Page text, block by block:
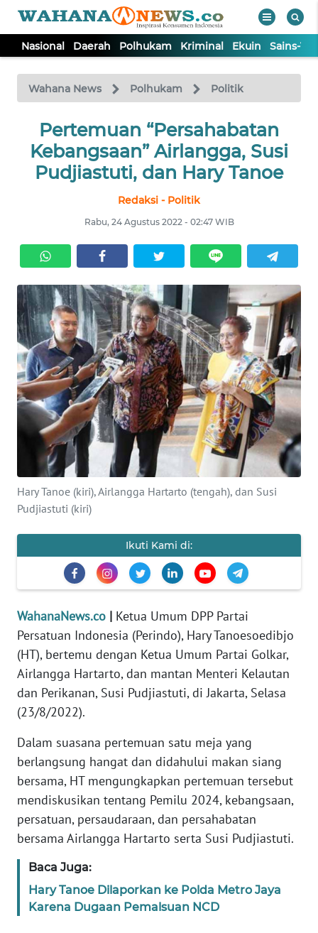
Nasional Daerah Polhukam Kriminal Ekuin Sains-
Wahana News Polhukam Politik
Pertemuan “Persahabatan
Kebangsaan” Airlangga, Susi
Pudjiastuti, dan Hary Tanoe
Redaksi - Politik
Rabu, 24 Agustus 2022 - 02:47 WIB
Hary Tanoe (kiri), Airlangga Hartarto (tengah), dan Susi
Pudjiastuti (kiri)
Ikuti Kami di:
WahanaNews.co | Ketua Umum DPP Partai
Persatuan Indonesia (Perindo), Hary Tanoesoedibjo
(HT), bertemu dengan Ketua Umum Partai Golkar,
Airlangga Hartarto, dan mantan Menteri Kelautan
dan Perikanan, Susi Pudjiastuti, di Jakarta, Selasa
(23/8/2022).
Dalam suasana pertemuan satu meja yang
berlangsung hangat dan didahului makan siang
bersama, HT mengungkapkan pertemuan tersebut
mendiskusikan tentang Pemilu 2024, kebangsaan,
persatuan, persaudaraan, dan persahabatan
bersama Airlangga Hartarto serta Susi Pudjiastuti.
Baca Juga:
Hary Tanoe Dilaporkan ke Polda Metro Jaya
Karena Dugaan Pemalsuan NCD
TV
Tutup
NASIONAL
DAERAH
KRIMINAL
EKUIN
SAINS-TEKNO
KESEHATAN
INTERNASIONAL
SERBA-SERBI
PENDIDIKAN
Informasi
INDEKS
BERITA
KAMI
INFO
IKLAN
KAMI
PEDOMAN
MEDIA
SIBER